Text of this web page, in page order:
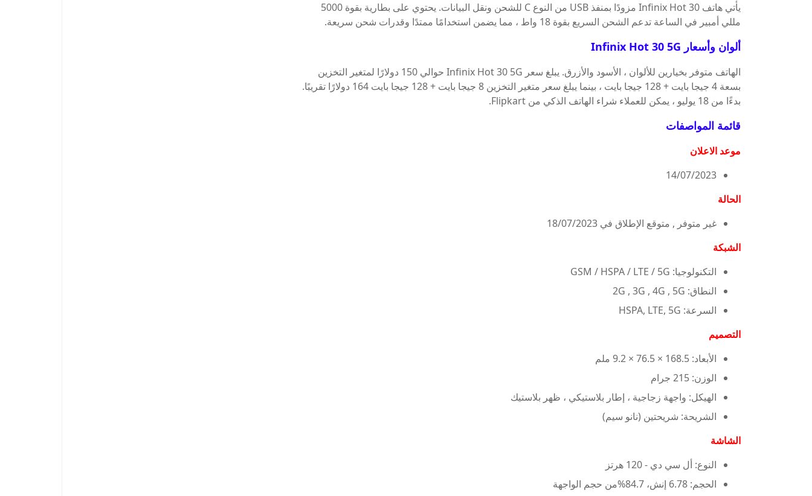
يأتي هاتف Infinix Hot 30 مزودًا بمنفذ USB من النوع C للشحن ونقل البيانات. يحتوي على بطارية بقوة 5000
مللي أمبير في الساعة تدعم الشحن السريع بقوة 18 واط ، مما يضمن استخدامًا ممتدًا وقدرات شحن سريعة.
ألوان وأسعار Infinix Hot 30 5G
الهاتف متوفر بخيارين للألوان ، الأسود والأزرق. يبلغ سعر Infinix Hot 30 5G حوالي 150 دولارًا لمتغير التخزين
بسعة 4 جيجا بايت + 128 جيجا بايت ، بينما يبلغ سعر متغير التخزين 8 جيجا بايت + 128 جيجا بايت 164 دولارًا تقريبًا.
بدءًا من 18 يوليو ، يمكن للعملاء شراء الهاتف الذكي من Flipkart.
قائمة المواصفات
موعد الاعلان
14/07/2023
الحالة
غير متوفر , متوقع الإطلاق في 18/07/2023
الشبكة
التكنولوجيا: GSM / HSPA / LTE / 5G
النطاق: 2G , 3G , 4G , 5G
السرعة: HSPA, LTE, 5G
التصميم
الأبعاد: 168.5 × 76.5 × 9.2 ملم
الوزن: 215 جرام
الهيكل: واجهة زجاجية ، إطار بلاستيكي ، ظهر بلاستيك
الشريحة: شريحتين (نانو سيم)
الشاشة
النوع: أل سي دي - 120 هرتز
الحجم: 6.78 إنش، 84.7%من حجم الواجهة